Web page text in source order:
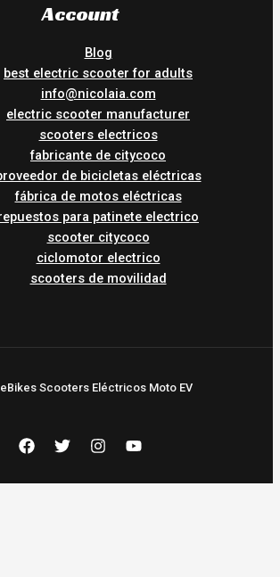
Account
Blog
best electric scooter for adults
info@nicolaia.com
electric scooter manufacturer
scooters electricos
fabricante de citycoco
de bicicletas eléctricas
fábrica de motos eléctricas
para patinete electrico
scooter citycoco
ciclomotor electrico
scooters de movilidad
Scooters Eléctricos Moto EV